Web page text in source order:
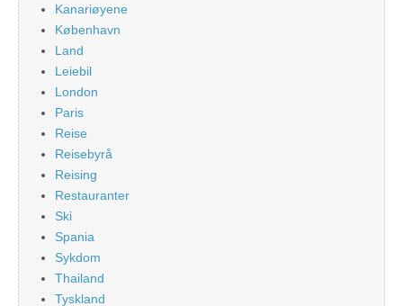
Kanariøyene
København
Land
Leiebil
London
Paris
Reise
Reisebyrå
Reising
Restauranter
Ski
Spania
Sykdom
Thailand
Tyskland